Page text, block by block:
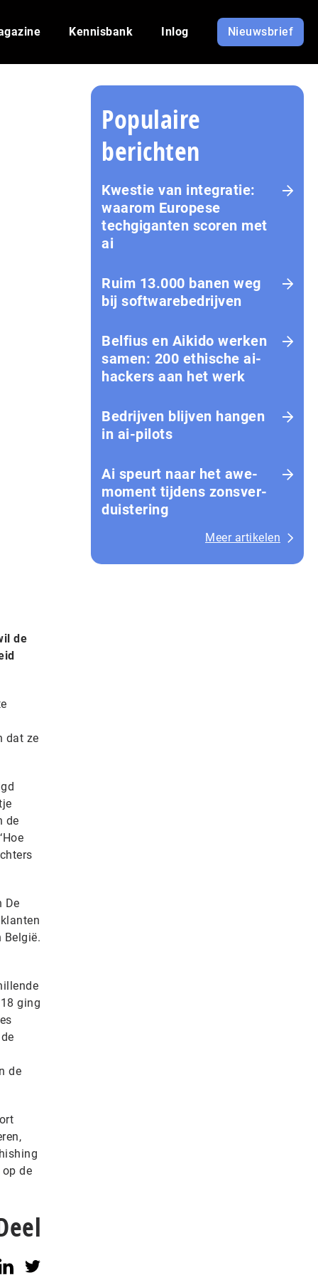
Kennisbank Inlog Nieuwsbrief
de
dat ze
de
De
België.
ging
de
de
Populaire
berichten
Kwestie van integratie:
waarom Europese
techgiganten scoren met
ai
Ruim 13.000 banen weg
bij softwarebedrijven
Belfius en Aikido werken
samen: 200 ethische ai-
hackers aan het werk
Bedrijven blijven hangen
in ai-pilots
Ai speurt naar het awe-
moment tijdens zons­ver­
duis­te­ring
Meer artikelen